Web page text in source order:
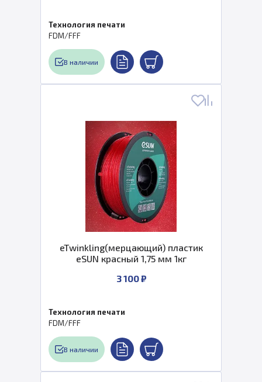
Технология печати
FDM/FFF
В наличии
eTwinkling(мерцающий) пластик
eSUN красный 1,75 мм 1кг
3 100 ₽
Технология печати
FDM/FFF
В наличии